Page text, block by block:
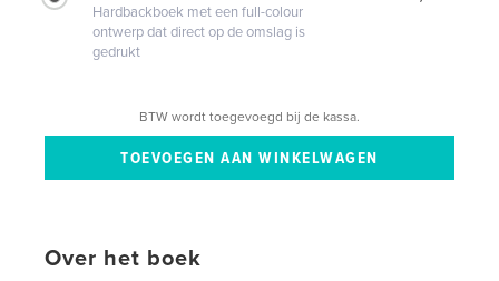
Hardbackboek met een full-colour
ontwerp dat direct op de omslag is
gedrukt
BTW wordt toegevoegd bij de kassa.
Over het boek